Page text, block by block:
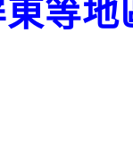
等地